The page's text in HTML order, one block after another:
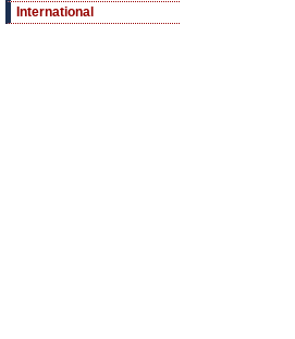
International